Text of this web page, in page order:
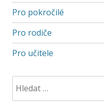
Pro pokročilé
Pro rodiče
Pro učitele